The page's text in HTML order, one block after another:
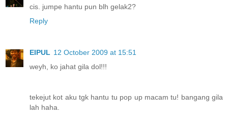
cis. jumpe hantu pun blh gelak2?
Reply
EIPUL 12 October 2009 at 15:51
weyh, ko jahat gila dol!!!
tekejut kot aku tgk hantu tu pop up macam tu! bangang gila
lah haha.